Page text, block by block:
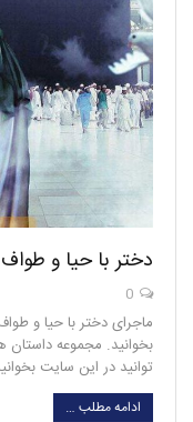
دختر با حیا و
ماجرای دختر با حیا و
بخوانید. مجموعه داستان
توانید در این سایت
ادامه مطلب …